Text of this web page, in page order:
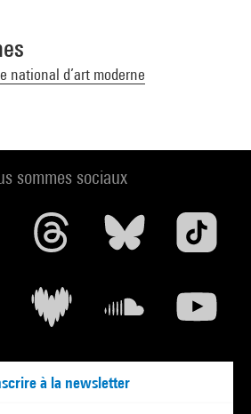
national d’art moderne
sommes sociaux
à la newsletter